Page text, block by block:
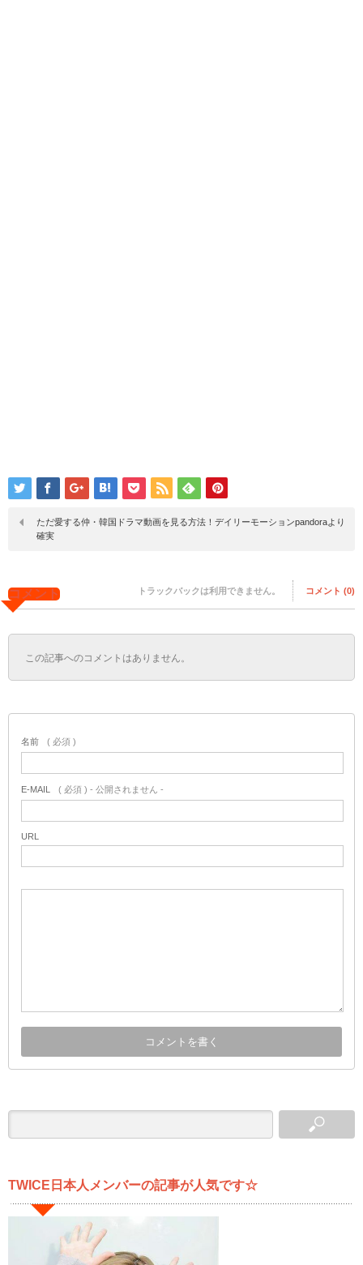
ただ愛する仲・韓国ドラマ動画を見る方法！デイリーモーションpandoraより
確実
コメント トラックバックは利用できません。 コメント (0)
この記事へのコメントはありません。
名前 ( 必須 )
E-MAIL ( 必須 ) - 公開されません -
URL
TWICE日本人メンバーの記事が人気です☆